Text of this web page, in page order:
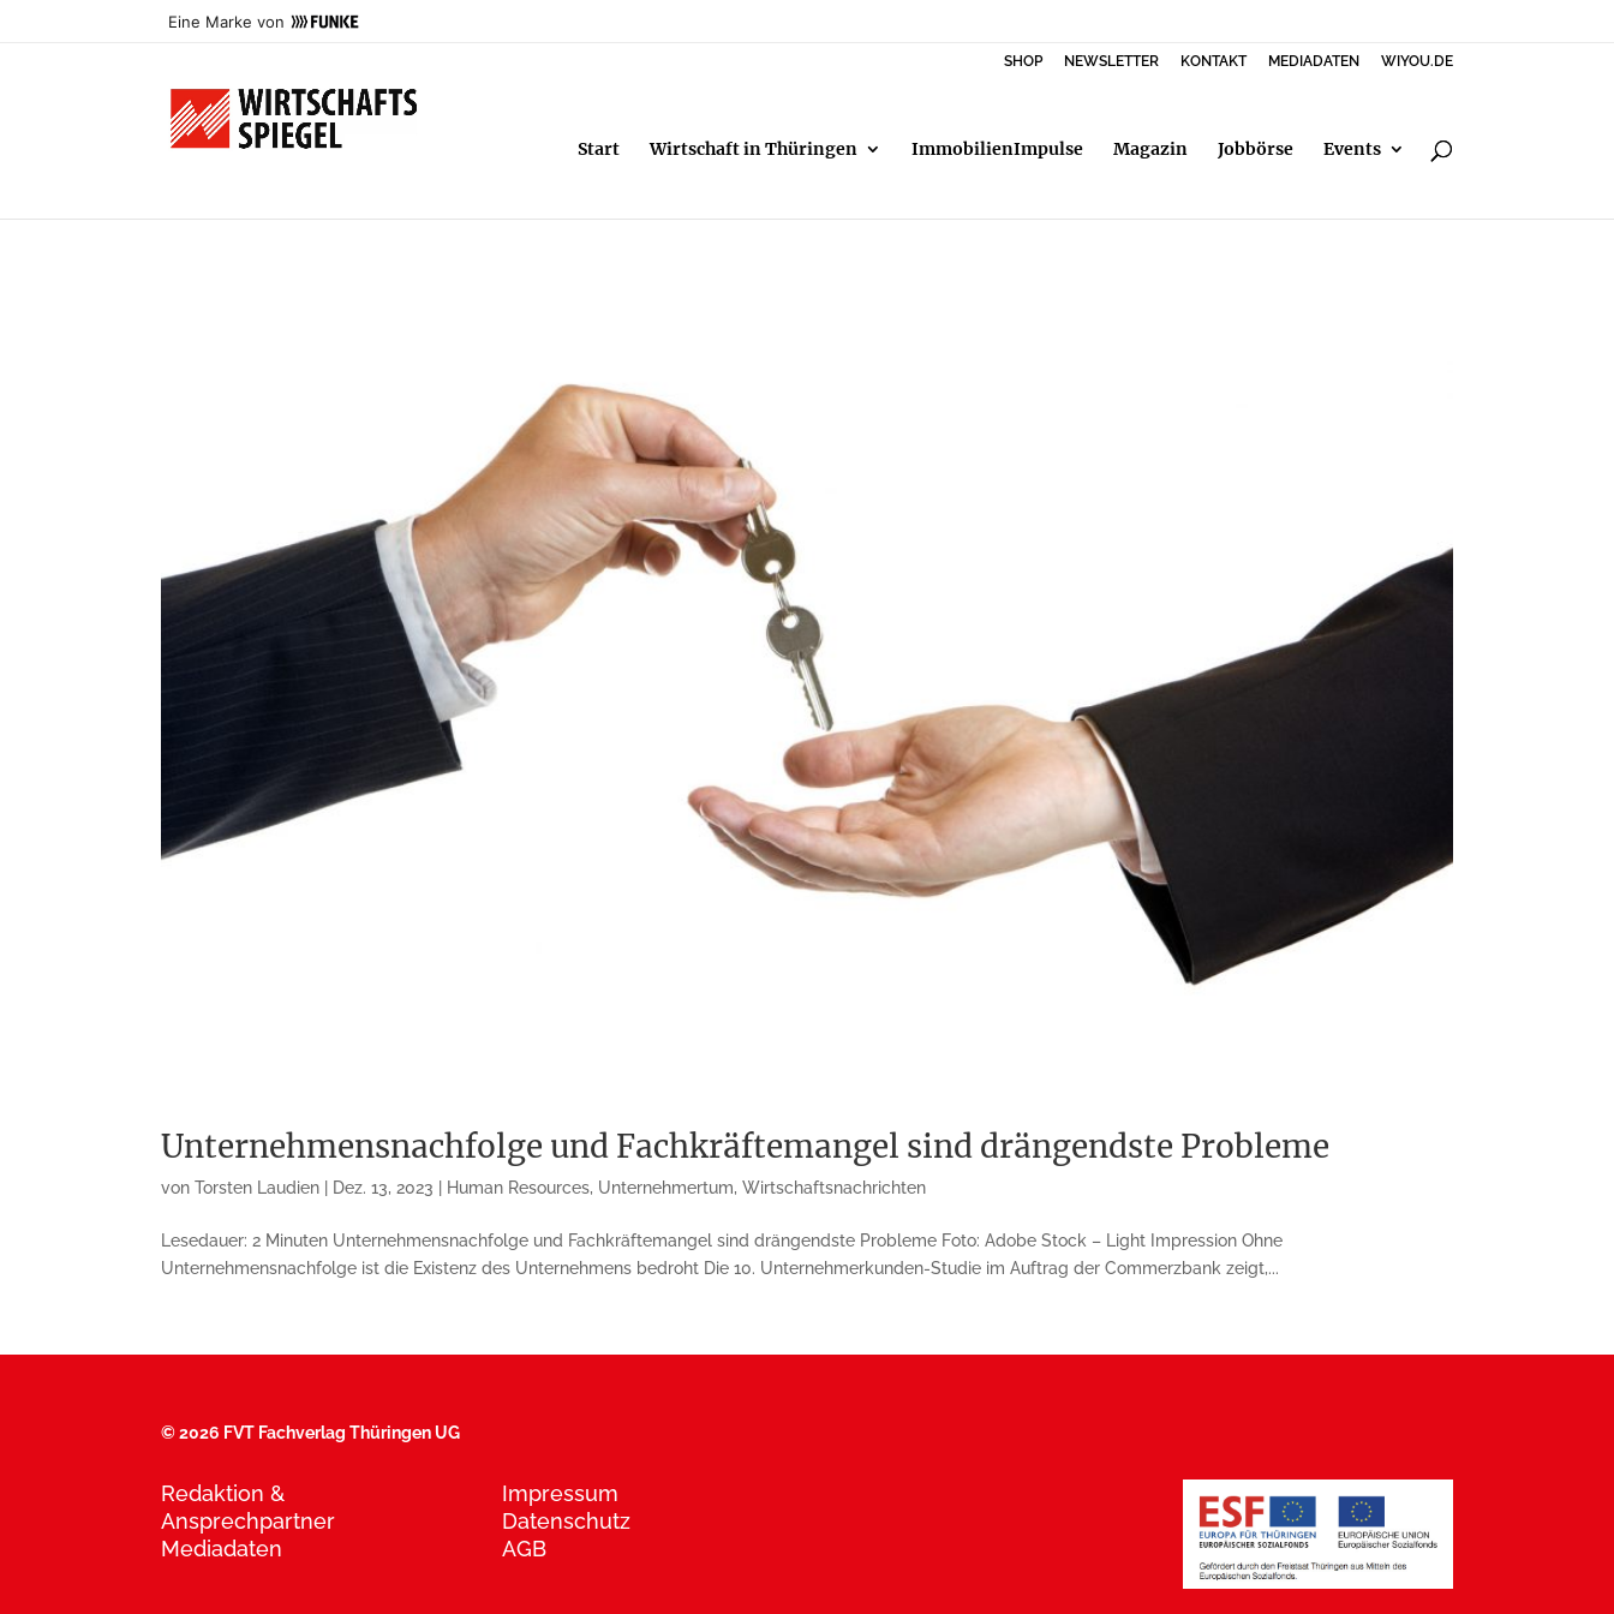
Eine Marke von
SHOP NEWSLETTER KONTAKT MEDIADATEN WIYOU.DE
Start Wirtschaft in Thüringen ImmobilienImpulse Magazin Jobbörse Events
Unternehmensnachfolge und Fachkräftemangel sind drängendste Probleme
vonTorsten Laudien Dez. 13, 2023 Human Resources, Unternehmertum,Wirtschaftsnachrichten
Lesedauer: 2 Minuten Unternehmensnachfolge und Fachkräftemangel sind drängendste Probleme Foto: Adobe Stock – Light Impression Ohne
Unternehmensnachfolge ist die Existenz des Unternehmens bedroht Die 10. Unternehmerkunden-Studie im Auftrag der Commerzbank zeigt,...
©2026 FVT Fachverlag Thüringen UG
Redaktion &
Ansprechpartner
Mediadaten
Impressum
Datenschutz
AGB